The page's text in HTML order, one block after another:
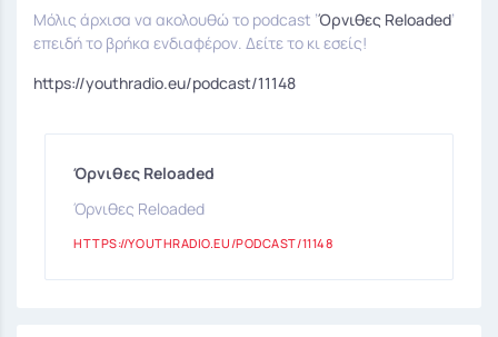
Μόλις άρχισα να ακολουθώ το podcast ’Όρνιθες Reloaded’
επειδή το βρήκα ενδιαφέρον. Δείτε το κι εσείς!
https://youthradio.eu/podcast/11148
Όρνιθες Reloaded
Όρνιθες Reloaded
HTTPS://YOUTHRADIO.EU/PODCAST/11148